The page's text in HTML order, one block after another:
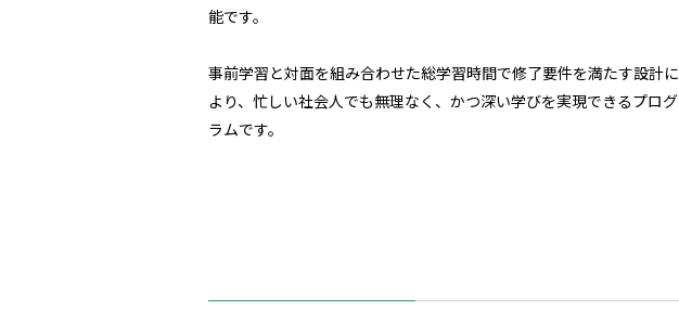
能です。
事前学習と対面を組み合わせた総学習時間で修了要件を満たす設計に
より、忙しい社会人でも無理なく、かつ深い学びを実現できるプログ
ラムです。